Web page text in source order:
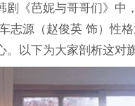
剧《芭妮与哥哥们》中
志源（赵俊英 饰）性
。以下为大家剖析这对